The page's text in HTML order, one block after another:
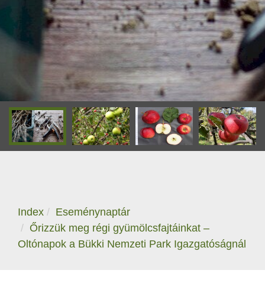
Index
Eseménynaptár
Őrizzük meg régi gyümölcsfajtáinkat –
Oltónapok a Bükki Nemzeti Park Igazgatóságnál